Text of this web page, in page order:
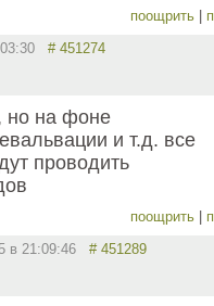
поощрить
# 451274
но на фоне
и т.д. все
проводить
поощрить
в 21:09:46 # 451289